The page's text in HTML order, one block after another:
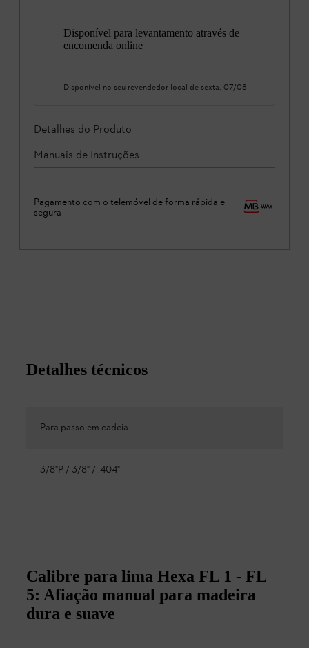
Disponível para levantamento através de
encomenda online
Disponível no seu revendedor local de sexta, 07/08
Detalhes do Produto
Manuais de Instruções
Pagamento com o telemóvel de forma rápida e
segura
Detalhes técnicos
Para passo em cadeia
3/8"P / 3/8" / .404"
Calibre para lima Hexa FL 1 - FL
5: Afiação manual para madeira
dura e suave